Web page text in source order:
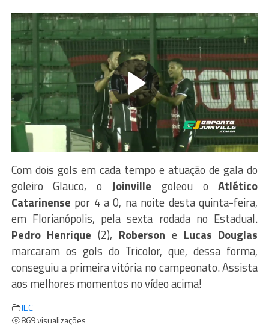
Com dois gols em cada tempo e atuação de gala do
goleiro Glauco, o Joinville goleou oAtlético
Catarinense por 4 a 0, na noite desta quinta-feira,
em Florianópolis, pela sexta rodada no Estadual.
Pedro Henrique (2), Roberson e Lucas Douglas
marcaram os gols do Tricolor, que, dessa forma,
conseguiu a primeira vitória no campeonato. Assista
aos melhores momentos no vídeo acima!
JEC
869 visualizações